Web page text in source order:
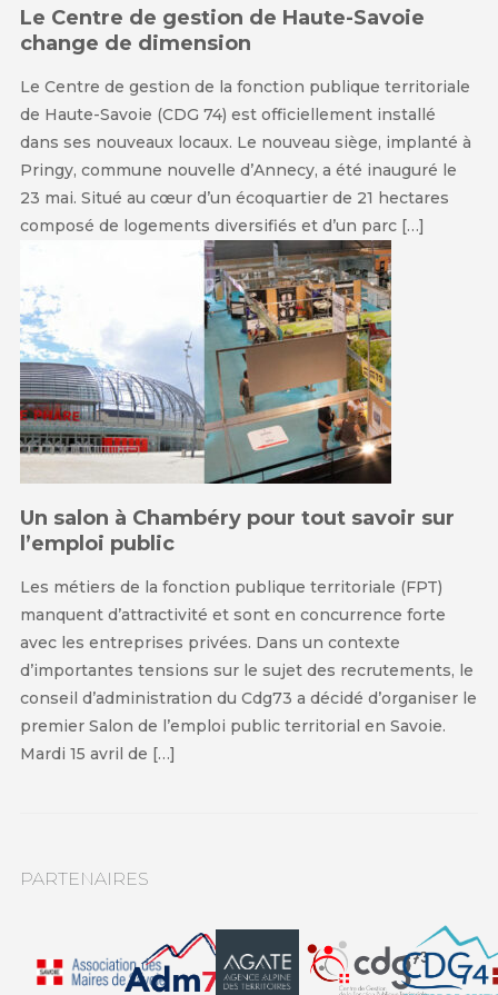
Le Centre de gestion de Haute-Savoie
change de dimension
Le Centre de gestion de la fonction publique territoriale
de Haute-Savoie (CDG 74) est officiellement installé
dans ses nouveaux locaux. Le nouveau siège, implanté à
Pringy, commune nouvelle d’Annecy, a été inauguré le
23 mai. Situé au cœur d’un écoquartier de 21 hectares
composé de logements diversifiés et d’un parc […]
Un salon à Chambéry pour tout savoir sur
l’emploi public
Les métiers de la fonction publique territoriale (FPT)
manquent d’attractivité et sont en concurrence forte
avec les entreprises privées. Dans un contexte
d’importantes tensions sur le sujet des recrutements, le
conseil d’administration du Cdg73 a décidé d’organiser le
premier Salon de l’emploi public territorial en Savoie.
Mardi 15 avril de […]
PARTENAIRES